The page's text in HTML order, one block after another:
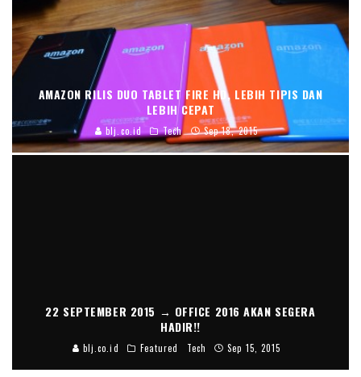
AMAZON RILIS DUO TABLET FIRE HD, LEBIH TIPIS DAN
LEBIH CEPAT
blj.co.id Tech Sep 18, 2015
22 SEPTEMBER 2015 → OFFICE 2016 AKAN SEGERA
HADIR!!
blj.co.id Featured Tech Sep 15, 2015